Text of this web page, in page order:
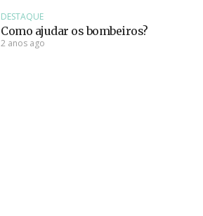
DESTAQUE
Como ajudar os bombeiros?
2 anos ago